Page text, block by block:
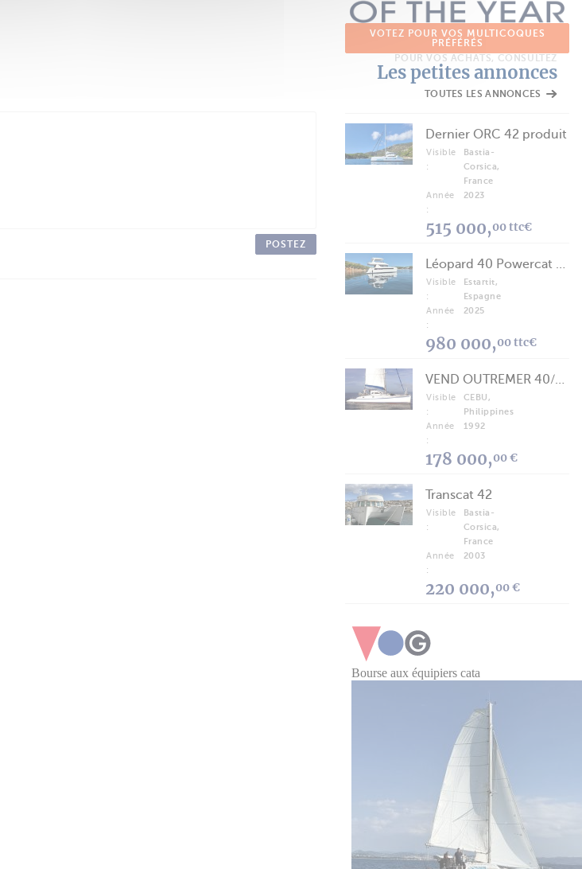
POSTEZ
VOTEZ POUR VOS MULTICOQUES
PRÉFÉRÉS
POUR VOS ACHATS, CONSULTEZ
Les petites annonces
TOUTES LES ANNONCES
Dernier ORC 42 produit
Visible
:
Bastia-
Corsica,
France
Année
:
2023
515 000,00 ttc€
Visible
:
Estartit,
Espagne
Année
:
2025
980 000,00 ttc€
Visible
:
CEBU,
Philippines
Année
:
1992
178 000,00 €
Transcat 42
Visible
:
Bastia-
Corsica,
France
Année
:
2003
220 000,00 €